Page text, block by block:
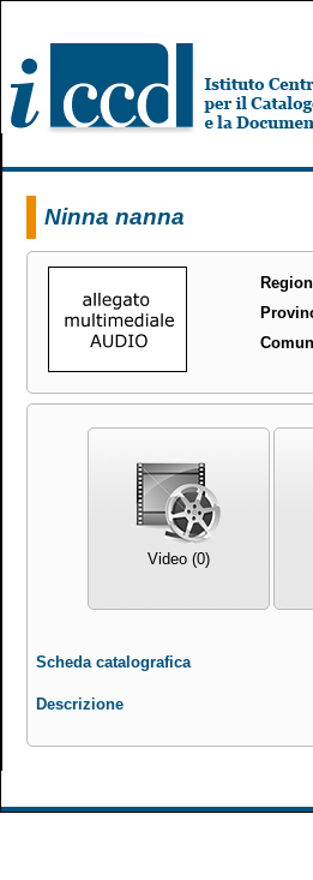
Ninna nanna
Video (0)
Scheda catalografica
Descrizione